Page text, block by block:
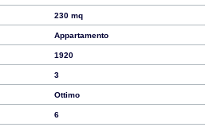
230 mq
Appartamento
1920
3
Ottimo
6